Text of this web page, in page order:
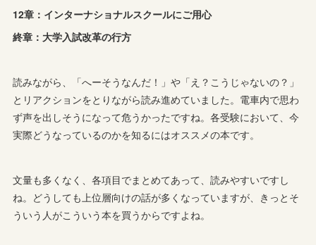
12章：インターナショナルスクールにご用心
終章：大学入試改革の行方
読みながら、「へーそうなんだ！」や「え？こうじゃないの？」
とリアクションをとりながら読み進めていました。電車内で思わ
ず声を出しそうになって危うかったですね。各受験において、今
実際どうなっているのかを知るにはオススメの本です。
文量も多くなく、各項目でまとめてあって、読みやすいですし
ね。どうしても上位層向けの話が多くなっていますが、きっとそ
ういう人がこういう本を買うからですよね。